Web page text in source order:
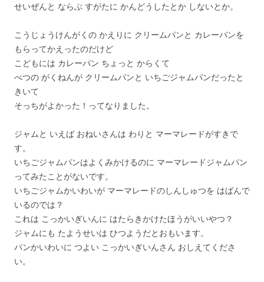
せいぜんと ならぶ すがたに かんどうしたとか しないとか。
こうじょうけんがくの かえりに クリームパンと カレーパンを
もらってかえったのだけど
こどもには カレーパン ちょっと からくて
べつの がくねんが クリームパンと いちごジャムパンだったと
きいて
そっちがよかった！ってなりました。
ジャムと いえば おねいさんは わりと マーマレードがすきで
す。
いちごジャムパンはよくみかけるのに マーマレードジャムパン
ってみたことがないです。
いちごジャムかいわいが マーマレードのしんしゅつを はばんで
いるのでは？
これは こっかいぎいんに はたらきかけたほうがいいやつ？
ジャムにも たようせいは ひつようだとおもいます。
パンかいわいに つよい こっかいぎいんさん おしえてくださ
い。